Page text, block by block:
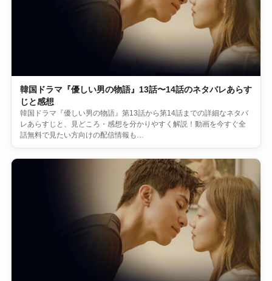
韓国ドラマ『優しい男の物語』13話〜14話のネタバレあらす
じと感想
韓国ドラマ『優しい男の物語』第13話から第14話までの詳細なネタバ
レあらすじと、見どころ・感想を分かりやすく解説！動画を今すぐ全
話無料で見たい方向けの配信情報も…